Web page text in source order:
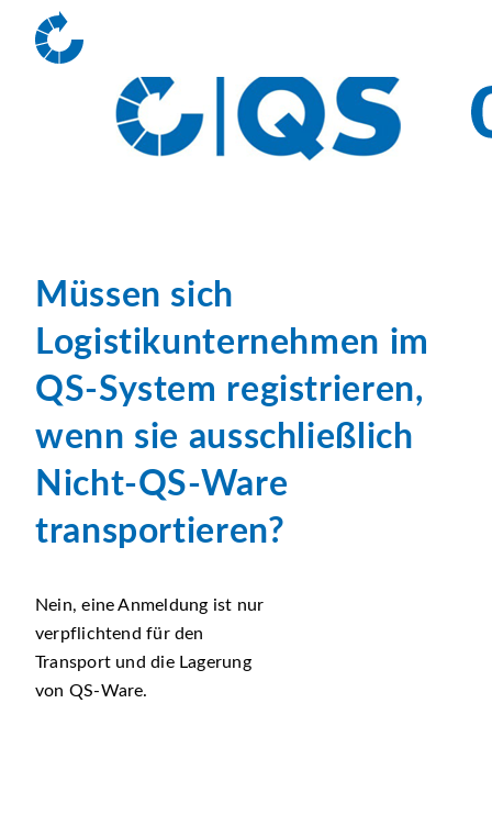
Müssen sich
Logistikunternehmen im
QS-System registrieren,
wenn sie ausschließlich
Nicht-QS-Ware
transportieren?
Nein, eine Anmeldung ist nur
verpflichtend für den
Transport und die Lagerung
von QS-Ware.